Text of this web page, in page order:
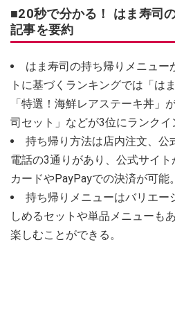
■20秒で分かる！ はま寿司
記事を要約
はま寿司の持ち帰りメニュー
トに基づくランキングでは「は
「特選！海鮮レアステーキ丼」
司セット」などが3位にランクイ
持ち帰り方法は店内注文、公
電話の3通りがあり、公式サイ
カードやPayPayでの決済が可能。
持ち帰りメニューはバリエー
しめるセットや単品メニューも
楽しむことができる。